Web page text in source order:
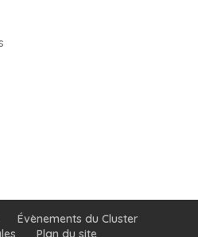
Évènements du Cluster
Plan du site